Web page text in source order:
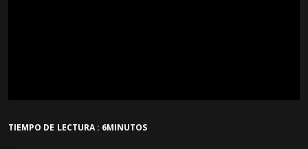
TIEMPO DE LECTURA : 6MINUTOS